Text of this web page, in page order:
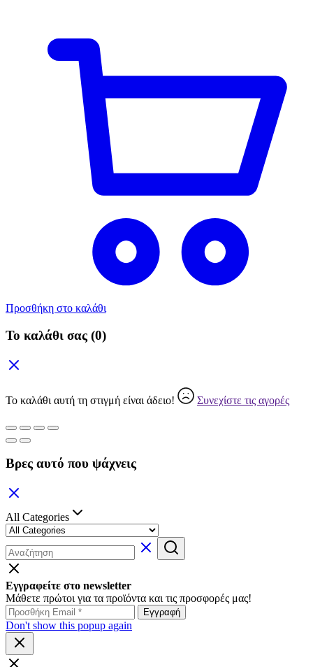
Προσθήκη στο καλάθι
Το καλάθι σας (0)
Το καλάθι αυτή τη στιγμή είναι άδειο! Συνεχίστε τις αγορές
Βρες αυτό που ψάχνεις
All Categories
Εγγραφείτε στο newsletter
Μάθετε πρώτοι για τα προϊόντα και τις προσφορές μας!
Don't show this popup again